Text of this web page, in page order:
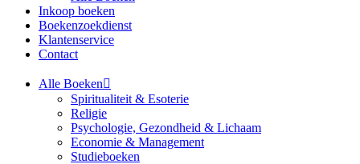
Inkoop boeken
Boekenzoekdienst
Klantenservice
Contact
Alle Boeken
Spiritualiteit & Esoterie
Religie
Psychologie, Gezondheid & Lichaam
Economie & Management
Studieboeken